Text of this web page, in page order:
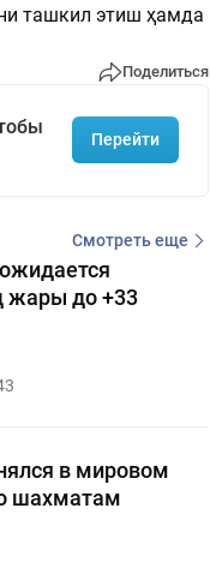
ташкил этиш ҳамда
Поделиться
Перейти
Смотреть еще
жары до +33
в мировом
шахматам